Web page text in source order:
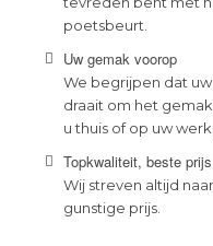
poetsbeurt.
Uw gemak voorop
We begrijpen dat
draait om het
u thuis of op uw
Topkwaliteit, beste prijs
Wij streven altijd
gunstige prijs.